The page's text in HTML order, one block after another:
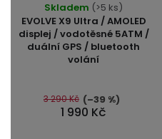
EVOLVE X9 Ultra / AMOLED
displej / vodotěsné 5ATM /
duální GPS / bluetooth
volání
Skladem (>5 ks)
1 990 Kč
3 290 Kč (–39 %)